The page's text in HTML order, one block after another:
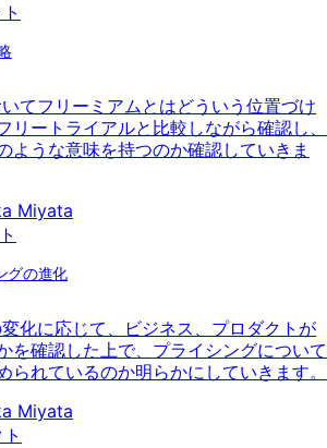
てフリーミアムとはどういう位置づけ
リートライアルと比較しながら確認し、
ような意味を持つのか確認していきま
Miyata
グの進化
化に応じて、ビジネス、プロダクトが
を確認した上で、プライシングについて
られているのか明らかにしていきます。
Miyata